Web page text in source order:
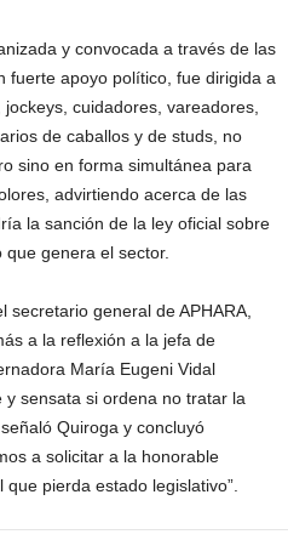
y convocada a través de las
fuerte apoyo político, fue dirigida a
cuidadores, vareadores,
de caballos y de studs, no
sino en forma simultánea para
advirtiendo acerca de las
la sanción de la ley oficial sobre
que genera el sector.
secretario general de APHARA,
a la reflexión a la jefa de
María Eugeni Vidal
sensata si ordena no tratar la
Quiroga y concluyó
a solicitar a la honorable
pierda estado legislativo”.